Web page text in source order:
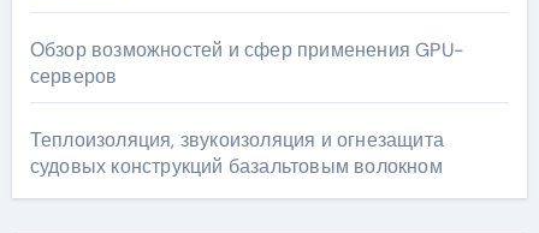
Обзор возможностей и сфер применения GPU-
серверов
Теплоизоляция, звукоизоляция и огнезащита
судовых конструкций базальтовым волокном